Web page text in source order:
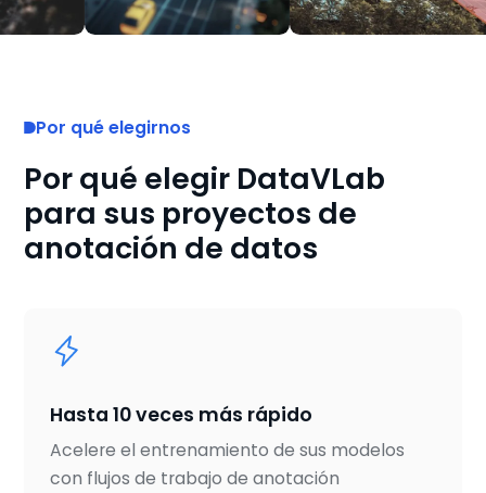
Por qué elegirnos
Por qué elegir DataVLab
para sus proyectos de
anotación de datos
Hasta 10 veces más rápido
Acelere el entrenamiento de sus modelos
con flujos de trabajo de anotación